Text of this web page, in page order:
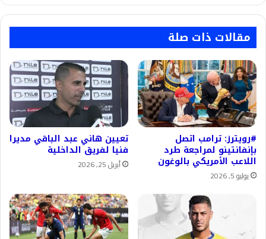
السياحة
مقالات ذات صلة
#رويترز: ترامب اتصل
بإنفانتينو لمراجعة طرد
اللاعب الأمريكي بالوغون
يوليو 5, 2026
تعيين هاني عبد الباقي مديرا
فنيا لفريق الداخلية
أبريل 25, 2026